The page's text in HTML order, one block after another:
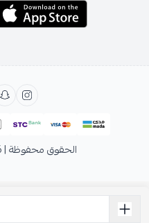
الحقوق محفوظة | 2026